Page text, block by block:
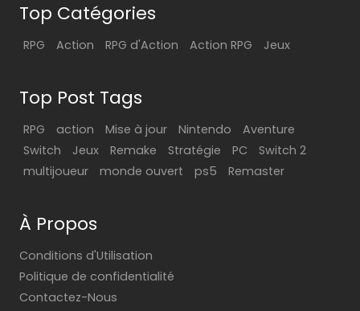
Top Catégories
RPG Action RPG d'Action Action RPG Jeux
Top Post Tags
RPG action Mise à jour Nintendo
Aventure
Switch
Jeux Remake Stratégie PC
Switch 2
multijoueur
monde ouvert ps5 Remaster
À Propos
Conditions d'Utilisation
Politique de confidentialité
Contactez-Nous